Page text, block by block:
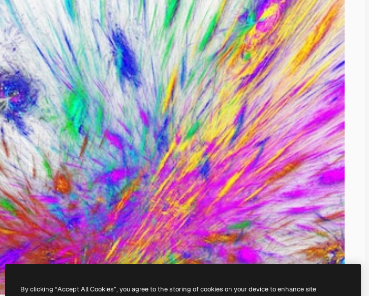
By clicking “Accept All Cookies”, you agree to the storing of cookies on your device to enhance site